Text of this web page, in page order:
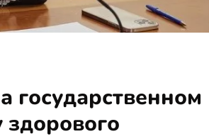
государственном